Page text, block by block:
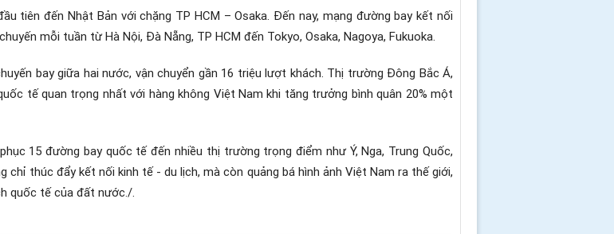
tiên đến Nhật Bản với chặng TP HCM – Osaka. Đến nay, mạng đường bay kết nối
mỗi tuần từ Hà Nội, Đà Nẵng, TP HCM đến Tokyo, Osaka, Nagoya, Fukuoka.
bay giữa hai nước, vận chuyển gần 16 triệu lượt khách. Thị trường Đông Bắc Á,
tế quan trọng nhất với hàng không Việt Nam khi tăng trưởng bình quân 20% một
15 đường bay quốc tế đến nhiều thị trường trọng điểm như Ý, Nga, Trung Quốc,
chỉ thúc đẩy kết nối kinh tế - du lịch, mà còn quảng bá hình ảnh Việt Nam ra thế giới,
quốc tế của đất nước./.